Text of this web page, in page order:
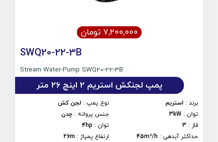
۷,۲۰۰,۰۰۰ تومان
SWQ20-22-3B
Stream Water-Pump SWQ20-22-3B
پمپ لجنکش استریم 2 اینچ 26 متر
برند : استریم نوع پمپ: لجن کش
توان :
3kW جنس پروانه : چدن
فاز :
3 توان:
4hp
حداکثر آبدهی :
45m³/h ارتفاع پمپاژ :
26m